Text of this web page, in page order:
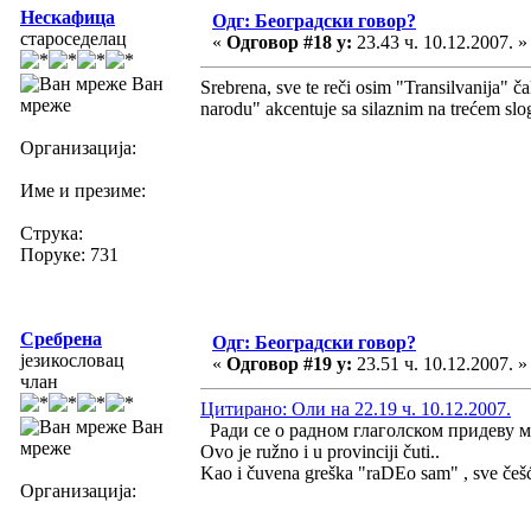
Нескафица
староседелац
Ван
мреже
Организација:
Име и презиме:
Струка:
Поруке: 731
Одг: Београдски говор?
« Одговор #18 у: 23.43 ч. 10.12.2007. »
Srebrena, sve te reči osim "Transilvanija"
narodu" akcentuje sa silaznim na trećem
Сребрена
језикословац
члан
Ван
мреже
Организација:
Одг: Београдски говор?
« Одговор #19 у: 23.51 ч. 10.12.2007. »
Цитирано: Оли на 22.19 ч. 10.12.2007.
Ради се о радном глаголском придеву
Ovo je ružno i u provinciji čuti..
Kao i čuvena greška "raDEo sam" , sve